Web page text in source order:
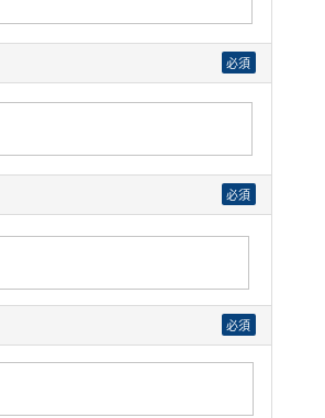
必須
必須
必須